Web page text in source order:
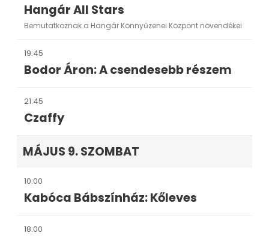
Hangár All Stars
Bemutatkoznak a Hangár Könnyűzenei Központ növendékei
19:45
Bodor Áron: A csendesebb részem
21:45
Czaffy
MÁJUS 9. SZOMBAT
10:00
Kabóca Bábszínház: Kőleves
18:00